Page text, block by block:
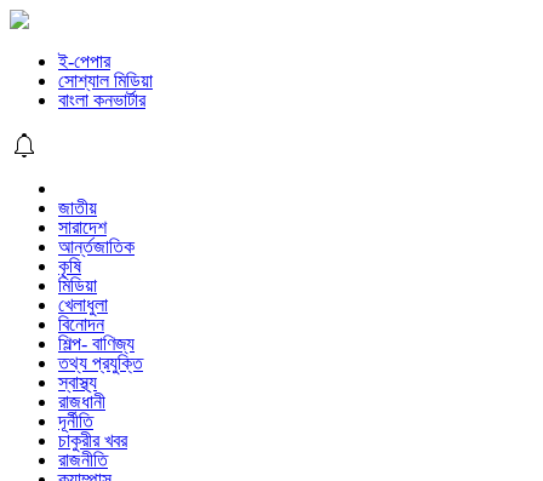
ই-পেপার
সোশ্যাল মিডিয়া
বাংলা কনভার্টার
জাতীয়
সারাদেশ
আর্ন্তজাতিক
কৃষি
মিডিয়া
খেলাধুলা
বিনোদন
শিল্প- বাণিজ্য
তথ্য প্রযুক্তি
স্বাস্থ্য
রাজধানী
দূর্নীতি
চাকুরীর খবর
রাজনীতি